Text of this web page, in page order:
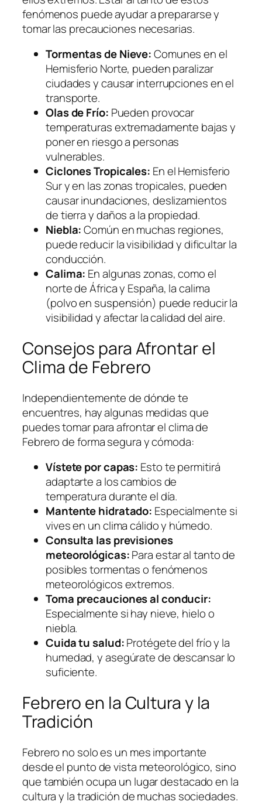
fenómenos puede ayudar a prepararse y
tomar las precauciones necesarias.
Tormentas de Nieve:Comunes en el
Hemisferio Norte, pueden paralizar
ciudades y causar interrupciones en el
transporte.
Olas de Frío: Pueden provocar
temperaturas extremadamente bajas y
poner en riesgo a personas
vulnerables.
Ciclones Tropicales: En el Hemisferio
Sur y en las zonas tropicales, pueden
causar inundaciones, deslizamientos
de tierra y daños a la propiedad.
Niebla:Común en muchas regiones,
puede reducir la visibilidad y dificultar la
conducción.
Calima: En algunas zonas, como el
norte de África y España, la calima
(polvo en suspensión) puede reducir la
visibilidad y afectar la calidad del aire.
Consejos para Afrontar el
Clima de Febrero
Independientemente de dónde te
encuentres, hay algunas medidas que
puedes tomar para afrontar el clima de
Febrero de forma segura y cómoda:
Vístete por capas: Esto te permitirá
adaptarte a los cambios de
temperatura durante el día.
Mantente hidratado: Especialmente si
vives en un clima cálido y húmedo.
Consulta las previsiones
meteorológicas:Para estar al tanto de
posibles tormentas o fenómenos
meteorológicos extremos.
Toma precauciones al conducir:
Especialmente si hay nieve, hielo o
niebla.
Cuida tu salud:Protégete del frío y la
humedad, y asegúrate de descansar lo
suficiente.
Febrero en la Cultura y la
Tradición
Febrero no solo es un mes importante
desde el punto de vista meteorológico, sino
que también ocupa un lugar destacado en la
cultura y la tradición de muchas sociedades.